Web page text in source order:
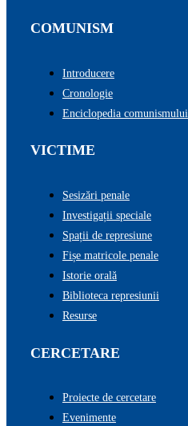
COMUNISM
Introducere
Cronologie
Enciclopedia comunismului
VICTIME
Sesizări penale
Investigații speciale
Spații de represiune
Fișe matricole penale
Istorie orală
Biblioteca represiunii
Resurse
CERCETARE
Proiecte de cercetare
Evenimente